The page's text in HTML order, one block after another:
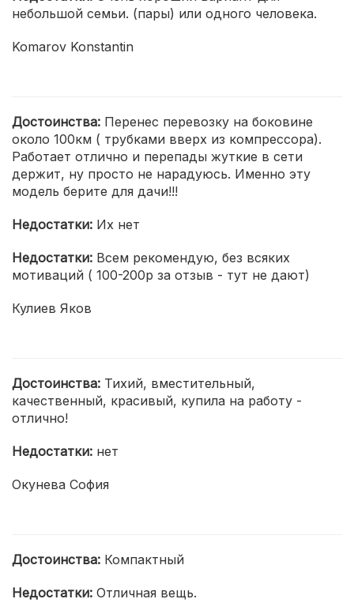
небольшой семьи. (пары) или одного человека.
Komarov Konstantin
Достоинства: Перенес перевозку на боковине
около 100км ( трубками вверх из компрессора).
Работает отлично и перепады жуткие в сети
держит, ну просто не нарадуюсь. Именно эту
модель берите для дачи!!!
Недостатки: Их нет
Недостатки: Всем рекомендую, без всяких
мотиваций ( 100-200р за отзыв - тут не дают)
Кулиев Яков
Достоинства: Тихий, вместительный,
качественный, красивый, купила на работу -
отлично!
Недостатки: нет
Окунева София
Достоинства: Компактный
Недостатки: Отличная вещь.